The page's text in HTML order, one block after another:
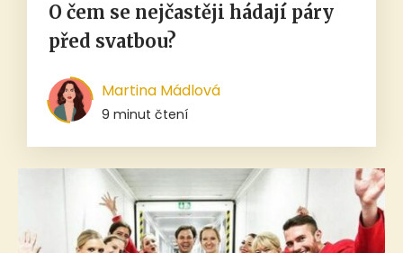
O čem se nejčastěji hádají páry
před svatbou?
Martina Mádlová
9 minut čtení